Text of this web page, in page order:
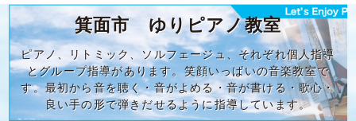
箕面市 ゆりピアノ教室
ピアノ、リトミック、ソルフェージュ、それぞれ個人指導
とグループ指導があります。笑顔いっぱいの音楽教室で
す。最初から音を聴く・音がよめる・音が書ける・歌心・
良い手の形で弾きだせるように指導しています。